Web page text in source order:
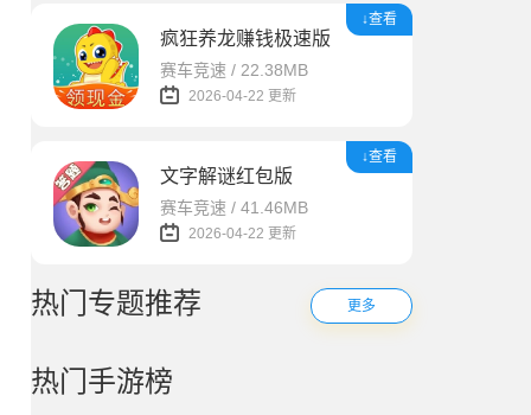
↓查看
疯狂养龙赚钱极速版
赛车竞速 / 22.38MB
2026-04-22 更新
↓查看
文字解谜红包版
赛车竞速 / 41.46MB
2026-04-22 更新
热门专题推荐 更多
热门手游榜